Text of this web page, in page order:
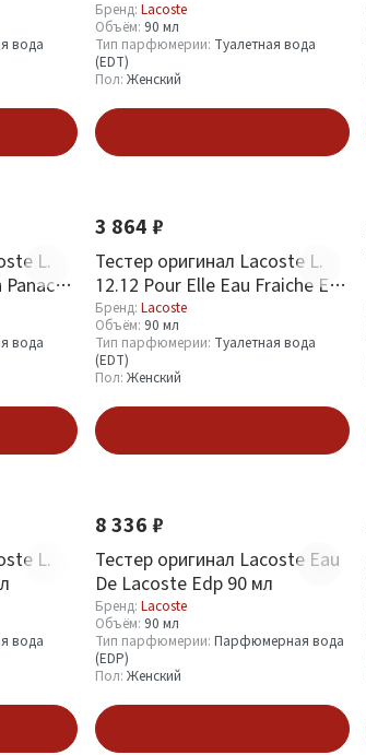
вода
Бренд: Lacoste
Объём: 90 мл
Тип парфюмерии: Туалетная вода
(EDT)
Пол: Женский
L.
вода
3 864 ₽
Тестер оригинал Lacoste L.
12.12 Pour Elle Eau Fraiche Edt
90 мл
Бренд: Lacoste
Объём: 90 мл
Тип парфюмерии: Туалетная вода
(EDT)
Пол: Женский
L.
вода
8 336 ₽
Тестер оригинал Lacoste Eau
De Lacoste Edp 90 мл
Бренд: Lacoste
Объём: 90 мл
Тип парфюмерии: Парфюмерная вода
(EDP)
Пол: Женский